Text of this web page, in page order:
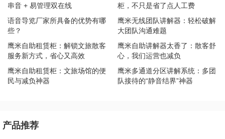
串音 + 易管理双在线
柜，不只是省了点人工费
​语音导览厂家所具备的优势有哪
些？
鹰米无线团队讲解器：轻松破解
大团队沟通难题
鹰米自助租赁柜：解锁文旅散客
服务新方式，省心又高效
鹰米自助讲解器太香了：散客舒
心，我们运营也减负
鹰米自助租赁柜：文旅场馆的便
民与减负神器
鹰米多通道分区讲解系统：多团
队接待的“静音结界”神器
产品推荐